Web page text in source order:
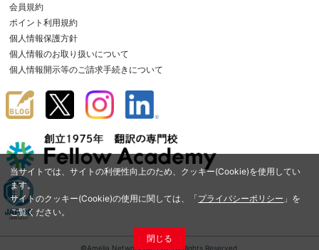
当サイトでは、サイトの利便性向上のため、クッキー(Cookie)を使用してい
ます。
サイトのクッキー(Cookie)の使用に関しては、「プライバシーポリシー 」を
ご覧ください。
閉じる
会員規約
ポイント利用規約
個人情報保護方針
個人情報のお取り扱いについて
個人情報開示等のご請求手続きについて
©Amelia Network Co.,Ltd. All Rights Reserved.